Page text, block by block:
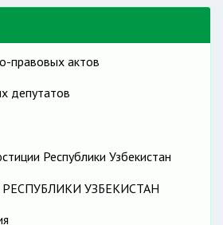
правовых актов
депутатов
Республики Узбекистан
УЗБЕКИСТАН